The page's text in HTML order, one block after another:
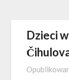
Dzieci